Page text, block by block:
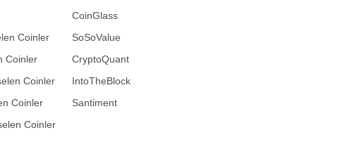
Coinler
Coinler
Coinler
Coinler
Coinler
CoinGlass
SoSoValue
CryptoQuant
IntoTheBlock
Santiment